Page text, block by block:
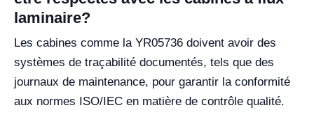
laminaire?
Les cabines comme la YR05736 doivent avoir des
systèmes de traçabilité documentés, tels que des
journaux de maintenance, pour garantir la conformité
aux normes ISO/IEC en matière de contrôle qualité.